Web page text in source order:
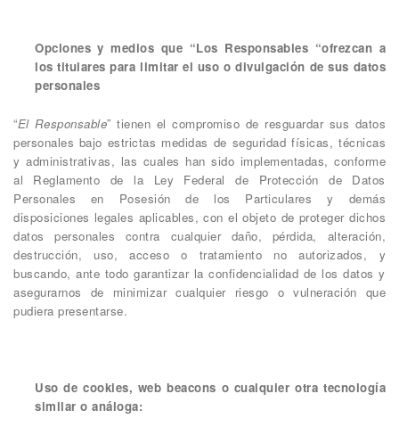
Opciones y medios que “Los Responsables “ofrezcan a
los titulares para limitar el uso o divulgación de sus datos
personales
“El Responsable” tienen el compromiso de resguardar sus datos
personales bajo estrictas medidas de seguridad físicas, técnicas
y administrativas, las cuales han sido implementadas, conforme
al Reglamento de la Ley Federal de Protección de Datos
Personales en Posesión de los Particulares y demás
disposiciones legales aplicables, con el objeto de proteger dichos
datos personales contra cualquier daño, pérdida, alteración,
destrucción, uso, acceso o tratamiento no autorizados, y
buscando, ante todo garantizar la confidencialidad de los datos y
asegurarnos de minimizar cualquier riesgo o vulneración que
pudiera presentarse.
Uso de cookies, web beacons o cualquier otra tecnología
similar o análoga: